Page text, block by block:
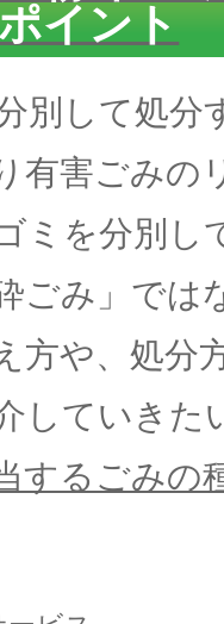
イント
別して処分
有害ごみの
ミを分別し
ごみ」では
方や、処分
していき
するごみの